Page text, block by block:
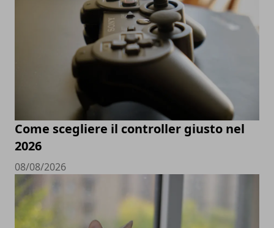
Come scegliere il controller giusto nel
2026
08/08/2026